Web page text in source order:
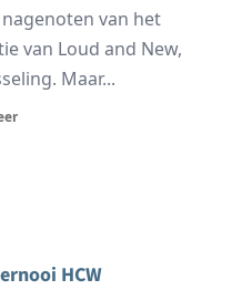
nagenoten van het
van Loud and New,
Maar...
HCW